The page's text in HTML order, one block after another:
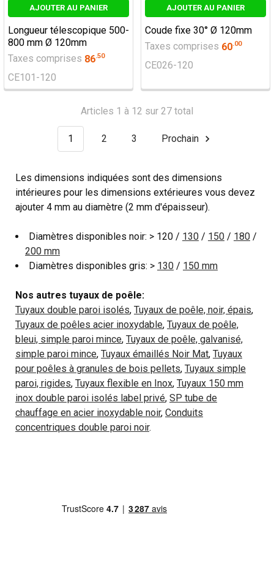
AJOUTER AU PANIER
Longueur télescopique 500-
800 mm Ø 120mm
Taxes comprises 86.50
CE101-120
AJOUTER AU PANIER
Coude fixe 30° Ø 120mm
Taxes comprises 60.00
CE026-120
Articles 1 à 12 sur 27 total
1 2 3 Prochain
Les dimensions indiquées sont des dimensions
intérieures pour les dimensions extérieures vous devez
ajouter 4 mm au diamètre (2 mm d'épaisseur).
Diamètres disponibles noir: > 120 / 130 / 150 / 180 /
200 mm
Diamètres disponibles gris: > 130 / 150 mm
Nos autres tuyaux de poêle:
Tuyaux double paroi isolés, Tuyaux de poêle, noir, épais,
Tuyaux de poêles acier inoxydable, Tuyaux de poêle,
bleui, simple paroi mince, Tuyaux de poêle, galvanisé,
simple paroi mince, Tuyaux émaillés Noir Mat, Tuyaux
pour poêles à granules de bois pellets, Tuyaux simple
paroi, rigides, Tuyaux flexible en Inox, Tuyaux 150 mm
inox double paroi isolés label privé, SP tube de
chauffage en acier inoxydable noir, Conduits
concentriques double paroi noir.